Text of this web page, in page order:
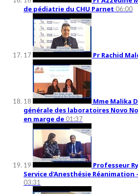
de pédiatrie du CHU Parnet 06:00
17 Pr Rachid
18
Mme Malika
générale des laboratoires Novo
en marge de 01:37
19
Professeur
Service d'Anesthésie Réanimation
03:31